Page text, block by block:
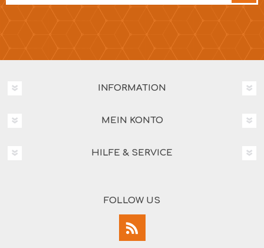
INFORMATION
MEIN KONTO
HILFE & SERVICE
FOLLOW US